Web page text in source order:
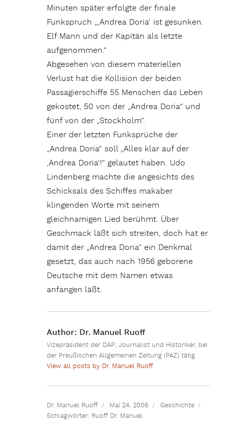
Minuten später erfolgte der finale
Funkspruch „,Andrea Doria‘ ist gesunken.
Elf Mann und der Kapitän als letzte
aufgenommen.“
Abgesehen von diesem materiellen
Verlust hat die Kollision der beiden
Passagierschiffe 55 Menschen das Leben
gekostet, 50 von der „Andrea Doria“ und
fünf von der „Stockholm“.
Einer der letzten Funksprüche der
„Andrea Doria“ soll „Alles klar auf der
,Andrea Doria‘!“ gelautet haben. Udo
Lindenberg machte die angesichts des
Schicksals des Schiffes makaber
klingenden Worte mit seinem
gleichnamigen Lied berühmt. Über
Geschmack läßt sich streiten, doch hat er
damit der „Andrea Doria“ ein Denkmal
gesetzt, das auch nach 1956 geborene
Deutsche mit dem Namen etwas
anfangen läßt.
Author: Dr. Manuel Ruoff
Vizepräsident der DAP; Journalist und Historiker, bei
der Preußischen Allgemeinen Zeitung (PAZ) tätig
View all posts by Dr. Manuel Ruoff
Dr. Manuel Ruoff Mai 24, 2006
Geschichte
Schlagwörter: Ruoff Dr. Manuel